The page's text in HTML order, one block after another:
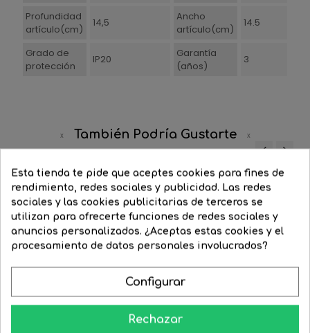
Profundidad
artículo(cm)
14,5
Ancho
artículo(cm)
14.5
Grado de
protección
IP20
Garantía
(años)
3
También Podría Gustarte
-20% -20%
‹
Esta tienda te pide que aceptes cookies para fines de
rendimiento, redes sociales y publicidad. Las redes
sociales y las cookies publicitarias de terceros se
utilizan para ofrecerte funciones de redes sociales y
anuncios personalizados. ¿Aceptas estas cookies y el
procesamiento de datos personales involucrados?
Configurar
Rechazar